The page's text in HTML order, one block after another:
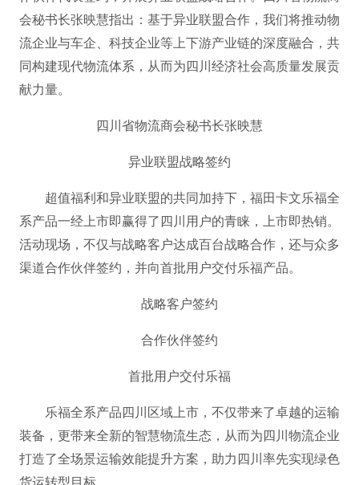
会秘书长张映慧指出：基于异业联盟合作，我们将推动物
流企业与车企、科技企业等上下游产业链的深度融合，共
同构建现代物流体系，从而为四川经济社会高质量发展贡
献力量。
四川省物流商会秘书长张映慧
异业联盟战略签约
超值福利和异业联盟的共同加持下，福田卡文乐福全
系产品一经上市即赢得了四川用户的青睐，上市即热销。
活动现场，不仅与战略客户达成百台战略合作，还与众多
渠道合作伙伴签约，并向首批用户交付乐福产品。
战略客户签约
合作伙伴签约
首批用户交付乐福
乐福全系产品四川区域上市，不仅带来了卓越的运输
装备，更带来全新的智慧物流生态，从而为四川物流企业
打造了全场景运输效能提升方案，助力四川率先实现绿色
货运转型目标。